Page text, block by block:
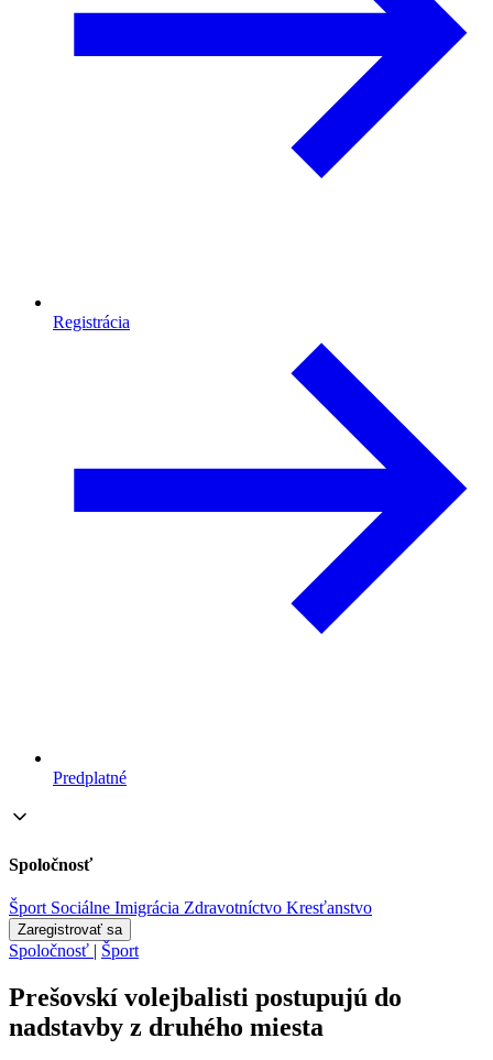
Registrácia
Predplatné
Spoločnosť
Šport Sociálne Imigrácia Zdravotníctvo Kresťanstvo
Zaregistrovať sa
Spoločnosť | Šport
Prešovskí volejbalisti postupujú do
nadstavby z druhého miesta